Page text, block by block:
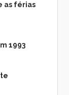
as férias
1993